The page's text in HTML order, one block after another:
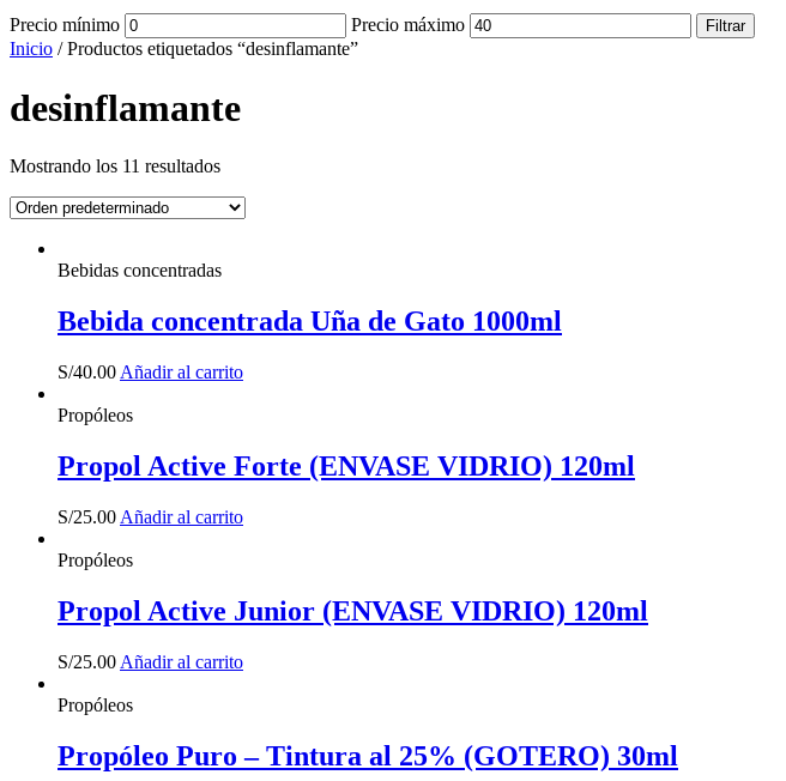
Precio mínimo Precio máximo Filtrar
Inicio / Productos etiquetados “desinflamante”
desinflamante
Mostrando los 11 resultados
Bebidas concentradas
Bebida concentrada Uña de Gato 1000ml
S/40.00 Añadir al carrito
Propóleos
Propol Active Forte (ENVASE VIDRIO) 120ml
S/25.00 Añadir al carrito
Propóleos
Propol Active Junior (ENVASE VIDRIO) 120ml
S/25.00 Añadir al carrito
Propóleos
Propóleo Puro – Tintura al 25% (GOTERO) 30ml